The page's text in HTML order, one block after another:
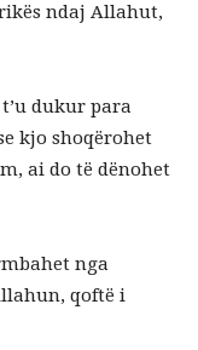
ndaj Allahut,
dukur para
kjo shoqërohet
ai do të dënohet
nga
qoftë i